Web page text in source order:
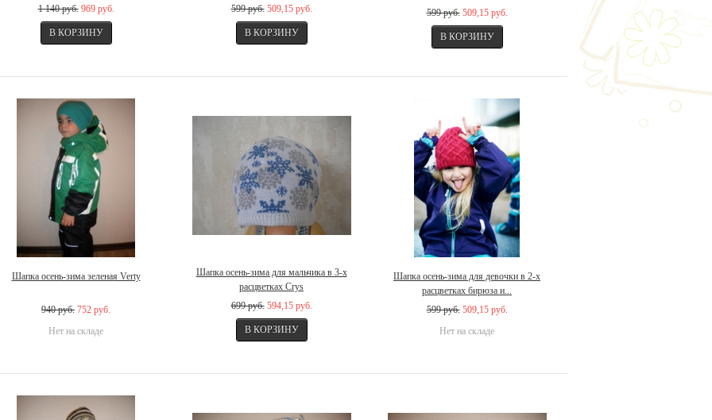
1 140 руб. 969 руб.
599 руб. 509,15 руб.
599 руб. 509,15 руб.
Шапка осень-зима зеленая Verty
940 руб. 752 руб.
Нет на складе
Шапка осень-зима для мальчика в 3-х
расцветках Crys
699 руб. 594,15 руб.
Шапка осень-зима для девочки в 2-х
расцветках бирюза и...
599 руб. 509,15 руб.
Нет на складе